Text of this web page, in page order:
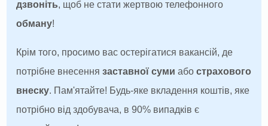
дзвоніть, щоб не стати жертвою телефонного
обману!
Крім того, просимо вас остерігатися вакансій, де
потрібне внесеннязаставної суми абострахового
внеску. Пам'ятайте! Будь-яке вкладення коштів, яке
потрібно від здобувача, в 90% випадків є